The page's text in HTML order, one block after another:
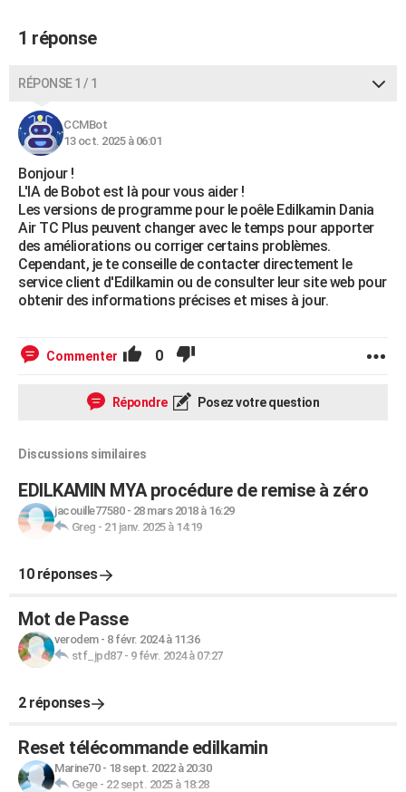
1 réponse
RÉPONSE 1 / 1
CCMBot
13 oct. 2025 à 06:01
Bonjour !
L'IA de Bobot est là pour vous aider !
Les versions de programme pour le poêle Edilkamin Dania
Air TC Plus peuvent changer avec le temps pour apporter
des améliorations ou corriger certains problèmes.
Cependant, je te conseille de contacter directement le
service client d'Edilkamin ou de consulter leur site web pour
obtenir des informations précises et mises à jour.
Commenter 0
Répondre Posez votre question
Discussions similaires
EDILKAMIN MYA procédure de remise à zéro
jacouille77580- 28 mars 2018 à 16:29
Greg - 21 janv. 2025 à 14:19
10 réponses
Mot de Passe
verodem- 8 févr. 2024 à 11:36
stf_jpd87- 9 févr. 2024 à 07:27
2 réponses
Reset télécommande edilkamin
Marine70- 18 sept. 2022 à 20:30
Gege- 22 sept. 2025 à 18:28